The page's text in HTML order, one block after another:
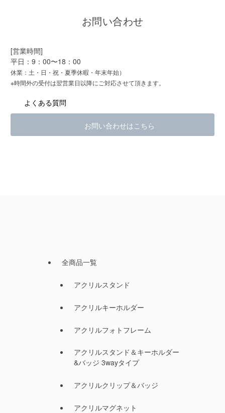
お問い合わせ
[営業時間]
平日：9：00〜18：00
休業：土・日・祝・夏季休暇・年末年始）
※時間外の受付は翌営業日以降にご対応させて頂きます。
よくある質問
お問い合わせはこちら
全商品一覧
アクリルスタンド
アクリルキーホルダー
アクリルフォトフレーム
アクリルスタンド＆キーホルダー
&バッジ 3wayタイプ
アクリルクリップ＆バッジ
アクリルマグネット